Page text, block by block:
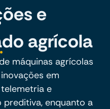
e
agrícola
máquinas agrícolas
em
e
preditiva, enquanto a